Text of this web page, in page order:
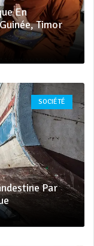
En
Timor
SOCIÉTÉ
Par